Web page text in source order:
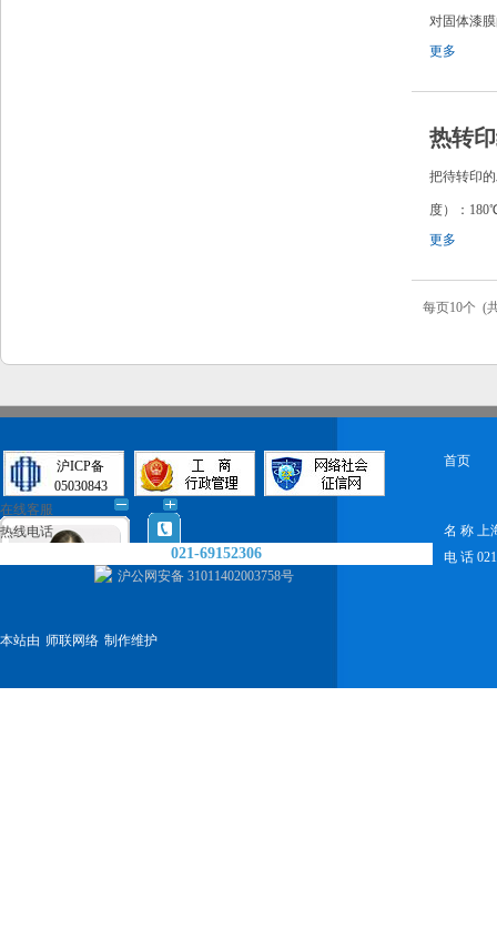
对固体漆
更多
热转
把待转印
度）：
更多
每页10个 (
沪ICP备
05030843
在线客服
热线电话
021-69152306
沪公网安备 31011402003758号
本站由 师联网络 制作维护
首页
名 称 上
电 话